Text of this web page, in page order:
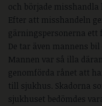
och började
Efter att misshandeln
gärningspersonerna
De tar även mannens
Mannen var så illa
genomförda rånet att
till sjukhus. Skadorna
sjukhuset bedömdes